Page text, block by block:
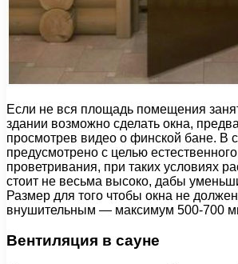
Если не вся площадь помещения
здании возможно сделать окна,
просмотрев видео о финской бане. В
предусмотрено с целью
проветривания, при таких условиях
стоит не весьма высоко, дабы
Размер для того чтобы окна не
внушительным — максимум 500-700
Вентиляция в сауне